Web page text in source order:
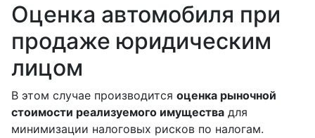
Оценка автомобиля при
продаже юридическим
лицом
В этом случае производится оценка рыночной
стоимости реализуемого имущества для
минимизации налоговых рисков по налогам.